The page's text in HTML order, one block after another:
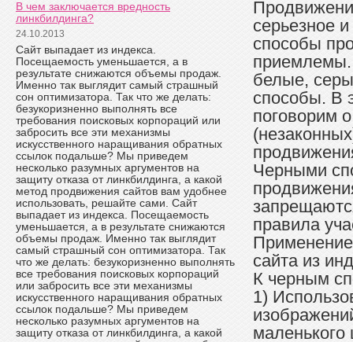
В чем заключается вредность
линкбилдинга?
24.10.2013
Сайт выпадает из индекса.
Посещаемость уменьшается, а в
результате снижаются объемы продаж.
Именно так выглядит самый страшный
сон оптимизатора. Так что же делать:
безукоризненно выполнять все
требования поисковых корпораций или
забросить все эти механизмы
искусственного наращивания обратных
ссылок подальше? Мы приведем
несколько разумных аргументов на
защиту отказа от линкбилдинга, а какой
метод продвижения сайтов вам удобнее
использовать, решайте сами. Сайт
выпадает из индекса. Посещаемость
уменьшается, а в результате снижаются
объемы продаж. Именно так выглядит
самый страшный сон оптимизатора. Так
что же делать: безукоризненно выполнять
все требования поисковых корпораций
или забросить все эти механизмы
искусственного наращивания обратных
ссылок подальше? Мы приведем
несколько разумных аргументов на
защиту отказа от линкбилдинга, а какой
серьезное
способы
белые,
способы. В
поговорим
Черными
правила
сайта из
К черным
1)